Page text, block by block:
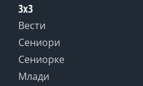
3x3
Вести
Сениори
Сениорке
Млади